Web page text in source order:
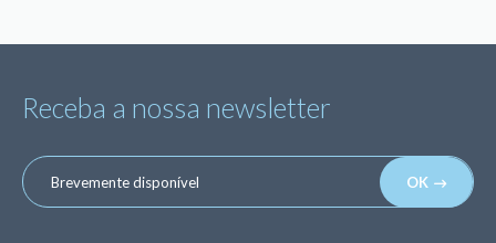
Receba a nossa newsletter
OK